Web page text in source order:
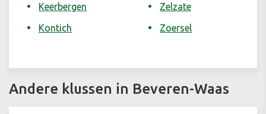
Keerbergen
Kontich
Zelzate
Zoersel
Andere klussen in Beveren-Waas